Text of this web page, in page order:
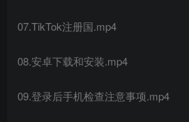
07.TikTok注册国.mp4
08.安卓下载和安装.mp4
09.登录后手机检查注意事项.mp4